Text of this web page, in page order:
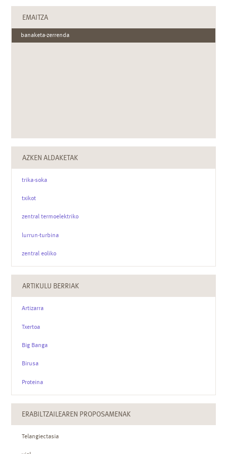
EMAITZA
banaketa-zerrenda
AZKEN ALDAKETAK
trika-soka
txikot
zentral termoelektriko
lurrun-turbina
zentral eoliko
ARTIKULU BERRIAK
Artizarra
Txertoa
Big Banga
Birusa
Proteina
ERABILTZAILEAREN PROPOSAMENAK
Telangiectasia